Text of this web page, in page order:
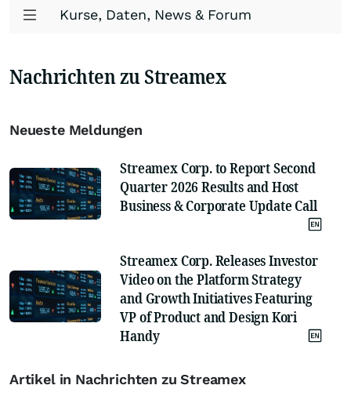
Kurse, Daten, News & Forum
Nachrichten zu Streamex
Neueste Meldungen
Streamex Corp. to Report Second
Quarter 2026 Results and Host
Business & Corporate Update Call
Streamex Corp. Releases Investor
Video on the Platform Strategy
and Growth Initiatives Featuring
VP of Product and Design Kori
Handy
Artikel in Nachrichten zu Streamex